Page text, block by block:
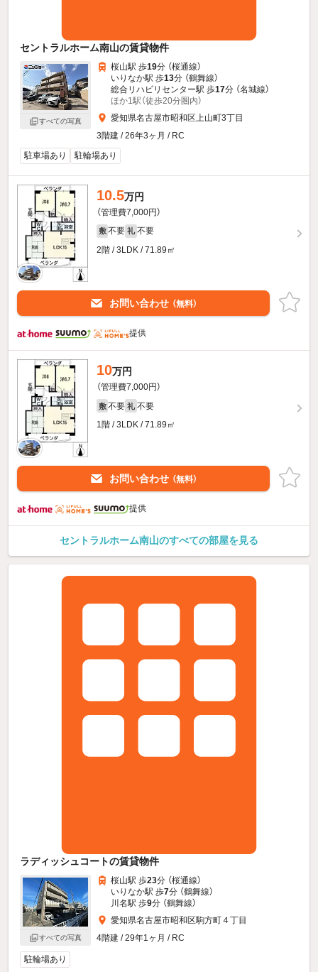
セントラルホーム南山の賃貸物件
すべての写真
桜山駅 歩19分 （桜通線）
いりなか駅 歩13分 （鶴舞線）
総合リハビリセンター駅 歩17分 （名城線）
ほか1駅（徒歩20分圏内）
愛知県名古屋市昭和区上山町3丁目
3階建 / 26年3ヶ月 / RC
駐車場あり
駐輪場あり
10.5万円
（管理費7,000円）
敷 不要 礼 不要
2階 / 3LDK / 71.89㎡
お問い合わせ （無料）
提供
10万円
（管理費7,000円）
敷 不要 礼 不要
1階 / 3LDK / 71.89㎡
お問い合わせ （無料）
提供
セントラルホーム南山のすべての部屋を見る
ラディッシュコートの賃貸物件
すべての写真
桜山駅 歩23分 （桜通線）
いりなか駅 歩7分 （鶴舞線）
川名駅 歩9分 （鶴舞線）
愛知県名古屋市昭和区駒方町４丁目
4階建 / 29年1ヶ月 / RC
駐輪場あり